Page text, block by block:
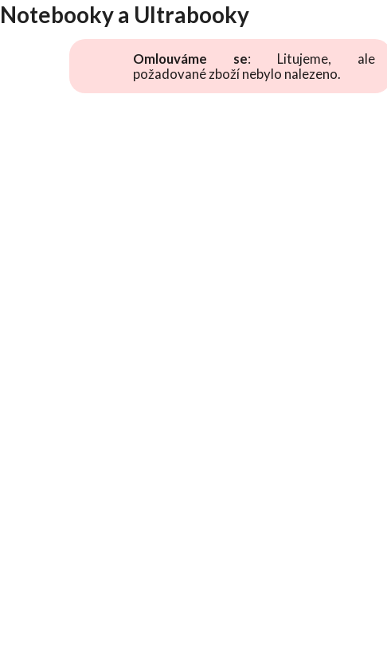
Notebooky a Ultrabooky
Omlouváme se: Litujeme, ale
požadované zboží nebylo nalezeno.